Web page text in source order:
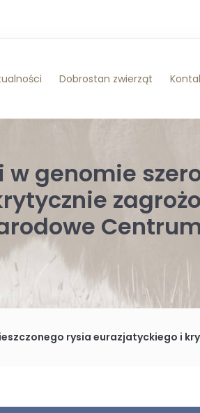
Dobrostan zwierząt
genomie
zagrożonego rysia iberyjskiego. Projekt